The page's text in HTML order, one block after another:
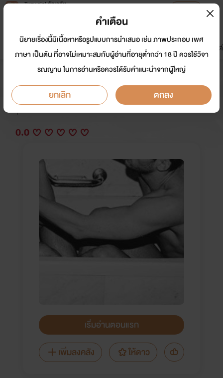
Tunwalai ธัญวลัย
หน้าแรก นิยาย อีบุ๊ก การ์ตูน
มาใหม่
ดรีมแชท ธัญลิสต์
เพื่อน...ไม่ใช่เพื่อน
นักเขียน: ใต้เงาแมว.
Y
0.0
เริ่มอ่านตอนแรก
เพิ่มลงคลัง
ให้ดาว
คำเตือน
นิยายเรื่องนี้มีเนื้อหาหรือรูปแบบการนำเสนอ เช่น ภาพประกอบ เพศ
ภาษา เป็นต้น ที่อาจไม่เหมาะสมกับผู้อ่านที่อายุต่ำกว่า 18 ปี ควรใช้วิจา
รณญาน ในการอ่านหรือควรได้รับคำแนะนำจากผู้ใหญ่
ยกเลิก ตกลง